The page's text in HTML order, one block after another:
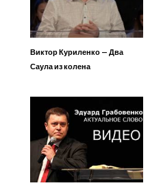
Виктор Куриленко — Два
Саула из колена